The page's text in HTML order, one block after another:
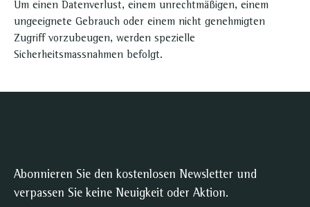
Um einen Datenverlust, einem unrechtmäßigen, einem
ungeeignete Gebrauch oder einem nicht genehmigten
Zugriff vorzubeugen, werden spezielle
Sicherheitsmassnahmen befolgt.
Abonnieren Sie den kostenlosen Newsletter und
verpassen Sie keine Neuigkeit oder Aktion.